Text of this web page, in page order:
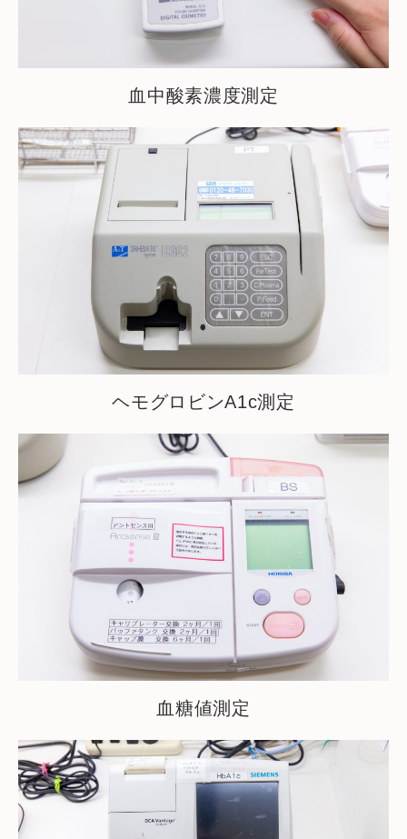
血中酸素濃度測定
ヘモグロビンA1c測定
血糖値測定